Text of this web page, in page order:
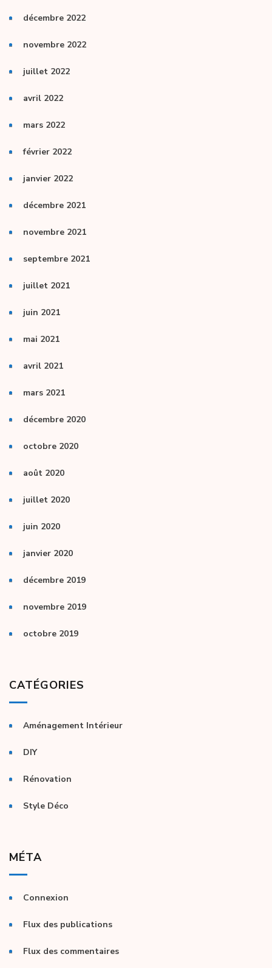
décembre 2022
novembre 2022
juillet 2022
avril 2022
mars 2022
février 2022
janvier 2022
décembre 2021
novembre 2021
septembre 2021
juillet 2021
juin 2021
mai 2021
avril 2021
mars 2021
décembre 2020
octobre 2020
août 2020
juillet 2020
juin 2020
janvier 2020
décembre 2019
novembre 2019
octobre 2019
CATÉGORIES
Aménagement Intérieur
DIY
Rénovation
Style Déco
MÉTA
Connexion
Flux des publications
Flux des commentaires